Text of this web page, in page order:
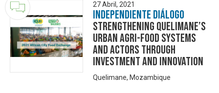
27 Abril, 2021
Independiente Diálogo
Strengthening Quelimane’s
Urban Agri-food Systems
and Actors through
Investment and Innovation
Quelimane, Mozambique